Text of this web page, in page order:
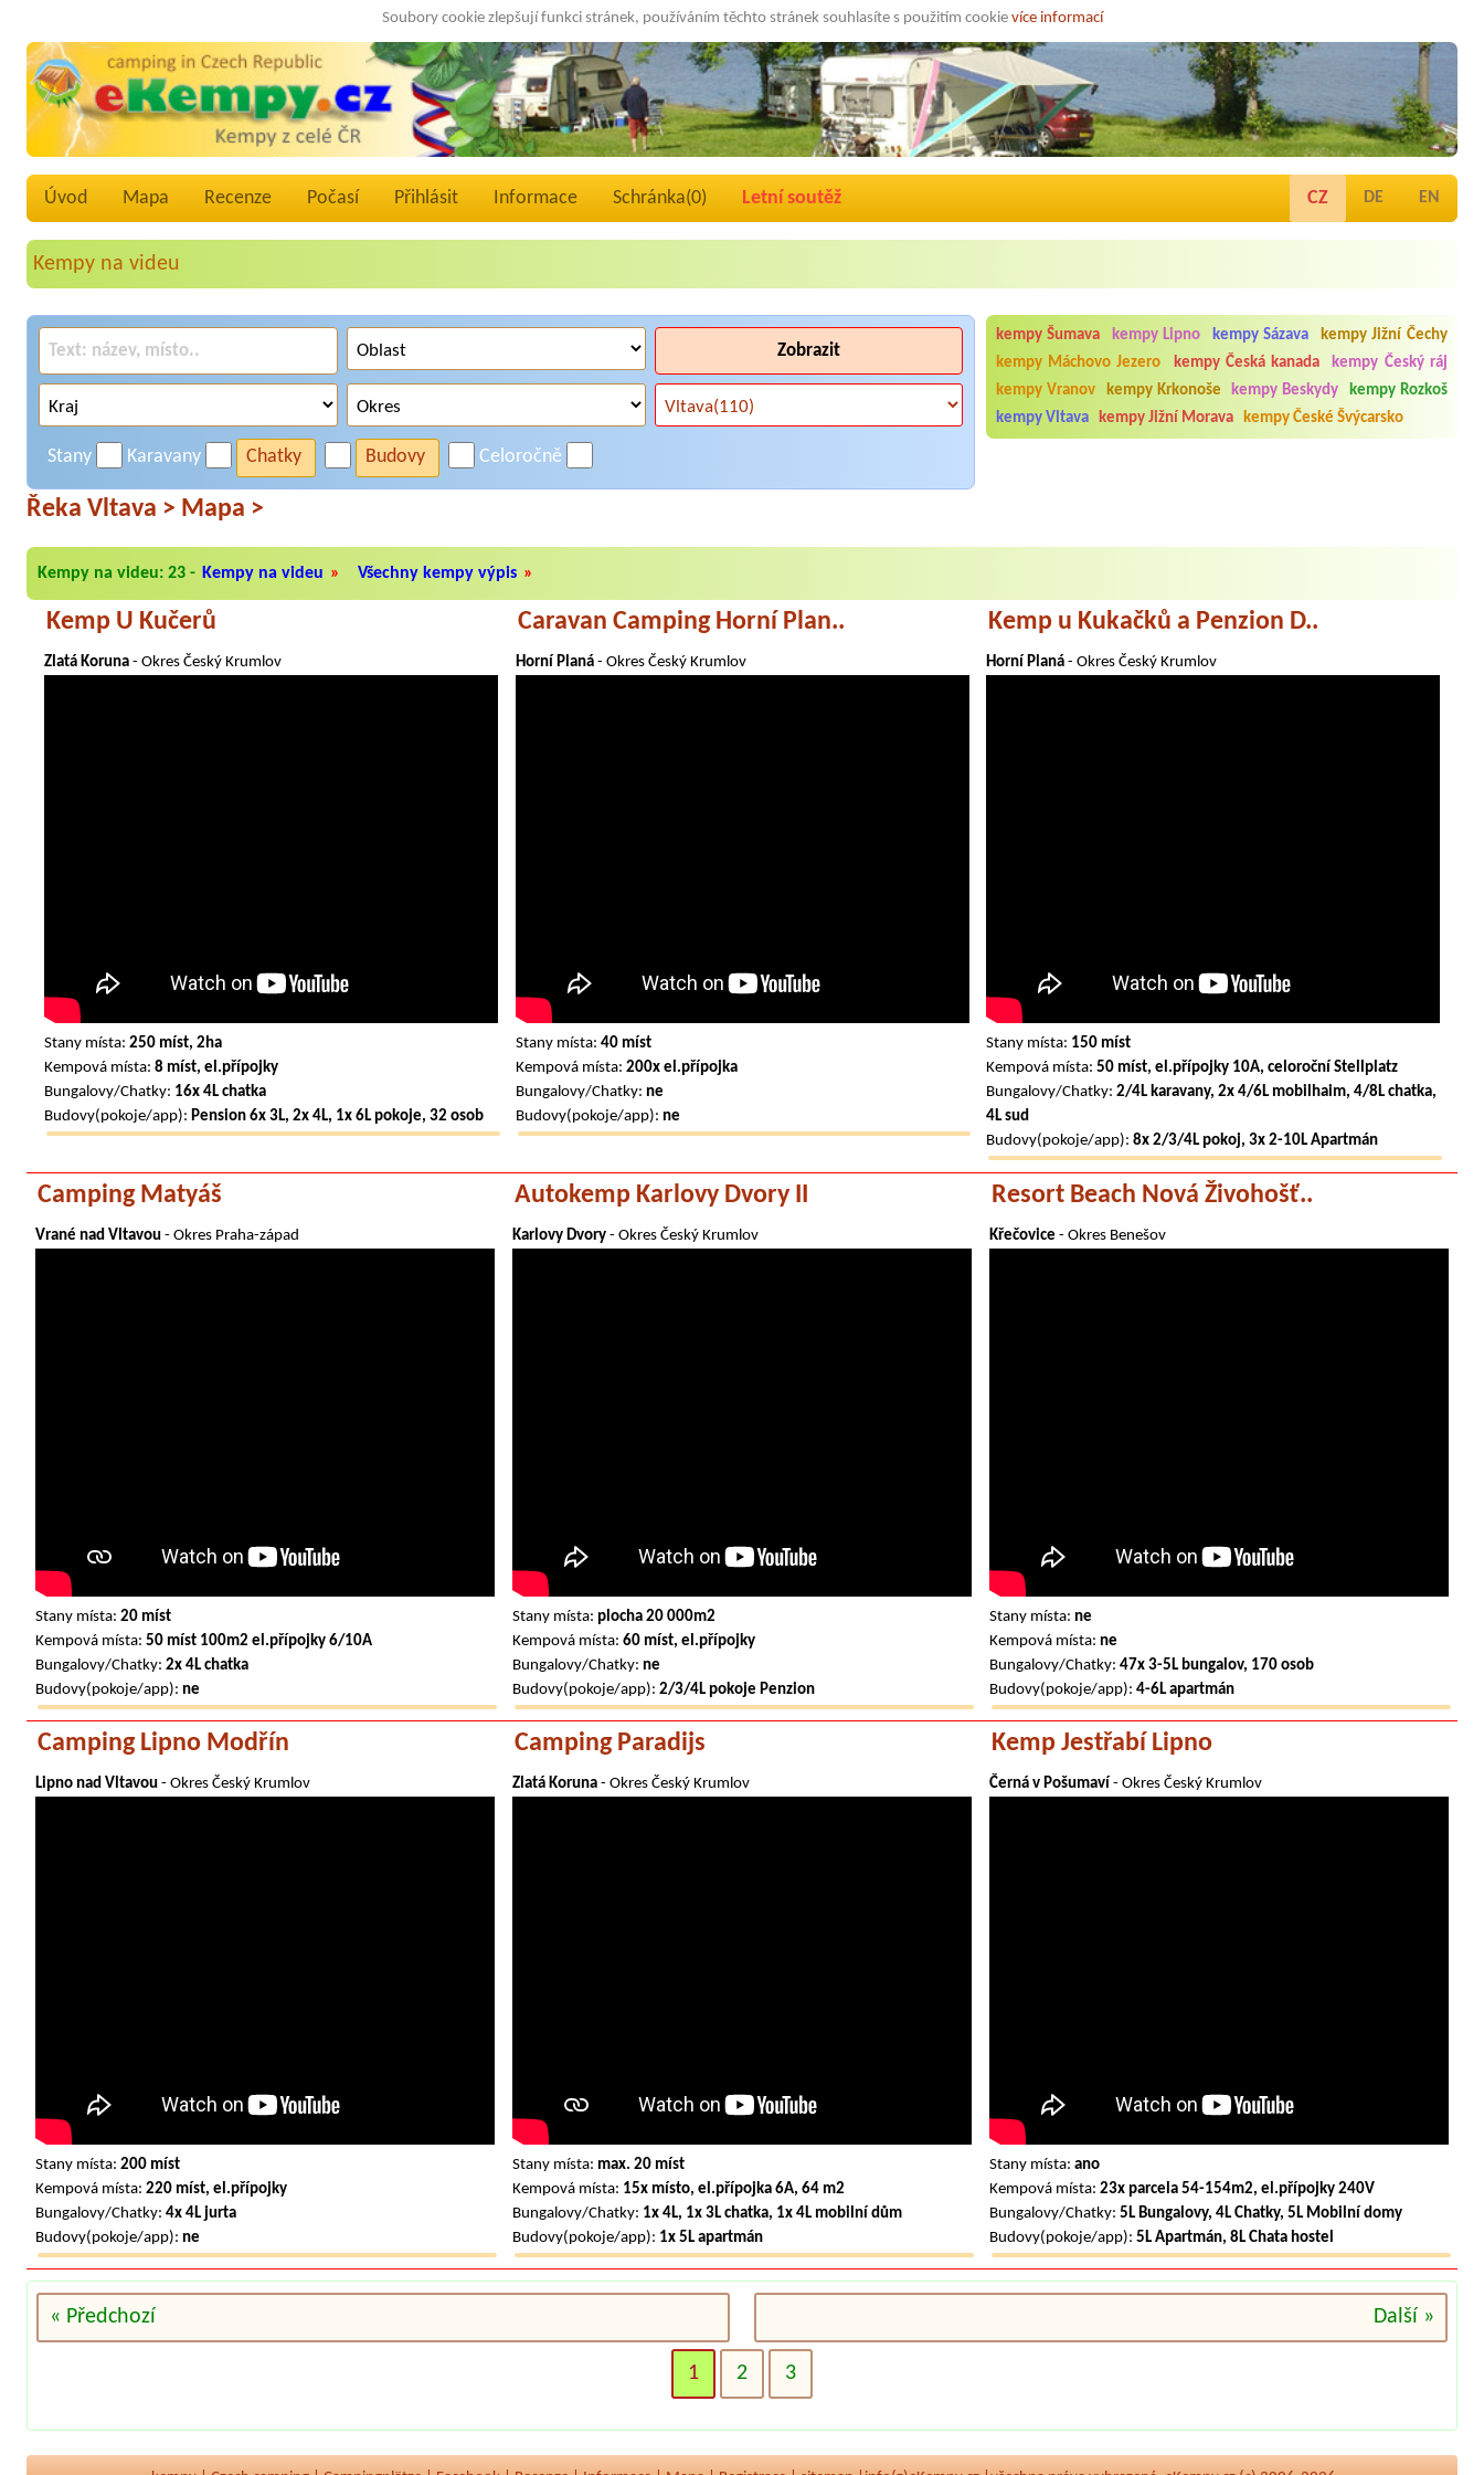
Soubory cookie zlepšují funkci stránek, používáním těchto stránek souhlasíte s použitím cookie více informací
Úvod Mapa Recenze Počasí Přihlásit Informace Schránka(0) Letní soutěž CZ DE EN
Kempy na videu
Zobrazit
Stany Karavany Chatky Budovy Celoročně
kempy Šumava kempy Lipno kempy Sázava
kempy Jižní Čechy
kempy Máchovo Jezero
kempy Česká kanada
kempy Český ráj
kempy Vranov
kempy Krkonoše kempy Beskydy
kempy Rozkoš
kempy Vltava
kempy Jižní Morava kempy České Švýcarsko
Řeka Vltava > Mapa >
Kempy na videu: 23 - Kempy na videu » Všechny kempy výpis »
Kemp U Kučerů
Zlatá Koruna - Okres Český Krumlov
Stany místa: 250 míst, 2ha
Kempová místa: 8 míst, el.přípojky
Bungalovy/Chatky: 16x 4L chatka
Budovy(pokoje/app): Pension 6x 3L, 2x 4L, 1x 6L pokoje, 32 osob
Caravan Camping Horní Plan..
Horní Planá- Okres Český Krumlov
Stany místa: 40 míst
Kempová místa: 200x el.přípojka
Bungalovy/Chatky: ne
Budovy(pokoje/app): ne
Kemp u Kukačků a Penzion D..
Horní Planá - Okres Český Krumlov
Stany místa: 150 míst
Kempová místa:50 míst, el.přípojky 10A, celoroční Stellplatz
Bungalovy/Chatky:2/4L karavany, 2x 4/6L mobilhaim, 4/8L chatka,
4L sud
Budovy(pokoje/app):8x 2/3/4L pokoj, 3x 2-10L Apartmán
Camping Matyáš
Vrané nad Vltavou - Okres Praha-západ
Stany místa: 20 míst
Kempová místa: 50 míst 100m2 el.přípojky 6/10A
Bungalovy/Chatky: 2x 4L chatka
Budovy(pokoje/app): ne
Autokemp Karlovy Dvory II
Karlovy Dvory - Okres Český Krumlov
Stany místa: plocha 20 000m2
Kempová místa: 60 míst, el.přípojky
Bungalovy/Chatky: ne
Budovy(pokoje/app): 2/3/4L pokoje Penzion
Resort Beach Nová Živohošť..
Křečovice - Okres Benešov
Stany místa: ne
Kempová místa: ne
Bungalovy/Chatky: 47x 3-5L bungalov, 170 osob
Budovy(pokoje/app): 4-6L apartmán
Camping Lipno Modřín
Lipno nad Vltavou - Okres Český Krumlov
Stany místa: 200 míst
Kempová místa: 220 míst, el.přípojky
Bungalovy/Chatky: 4x 4L jurta
Budovy(pokoje/app): ne
Camping Paradijs
Zlatá Koruna- Okres Český Krumlov
Stany místa: max. 20 míst
Kempová místa: 15x místo, el.přípojka 6A, 64 m2
Bungalovy/Chatky: 1x 4L, 1x 3L chatka, 1x 4L mobilní dům
Budovy(pokoje/app): 1x 5L apartmán
Kemp Jestřabí Lipno
Černá v Pošumaví - Okres Český Krumlov
Stany místa: ano
Kempová místa: 23x parcela 54-154m2, el.přípojky 240V
Bungalovy/Chatky: 5L Bungalovy, 4L Chatky, 5L Mobilní domy
Budovy(pokoje/app): 5L Apartmán, 8L Chata hostel
« Předchozí Další »
1 2 3